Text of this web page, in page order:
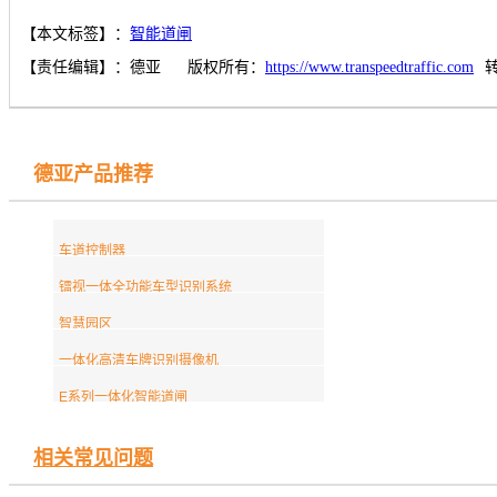
【本文标签】： 智能道闸
【责任编辑】： 德亚 版权所有： https://www.transpeedtraffic.com
德亚产品推荐
车道控制器
镭视一体全功能车型识别系统
智慧园区
一体化高清车牌识别摄像机
E系列一体化智能道闸
相关常见问题